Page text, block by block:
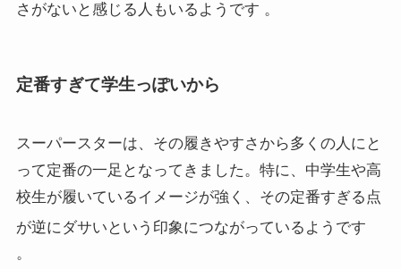
さがないと感じる人もいるようです 。
定番すぎて学生っぽいから
スーパースターは、その履きやすさから多くの人にと
って定番の一足となってきました。特に、中学生や高
校生が履いているイメージが強く、その定番すぎる点
が逆にダサいという印象につながっているようです
。